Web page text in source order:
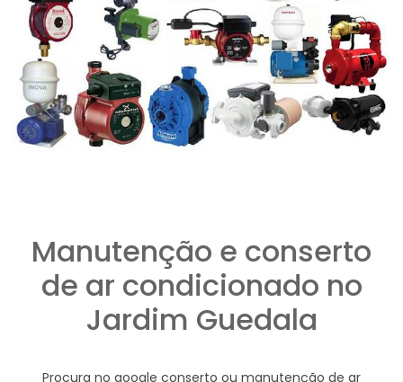
Manutenção e conserto
de ar condicionado no
Jardim Guedala
Procura no google conserto ou manutenção de ar